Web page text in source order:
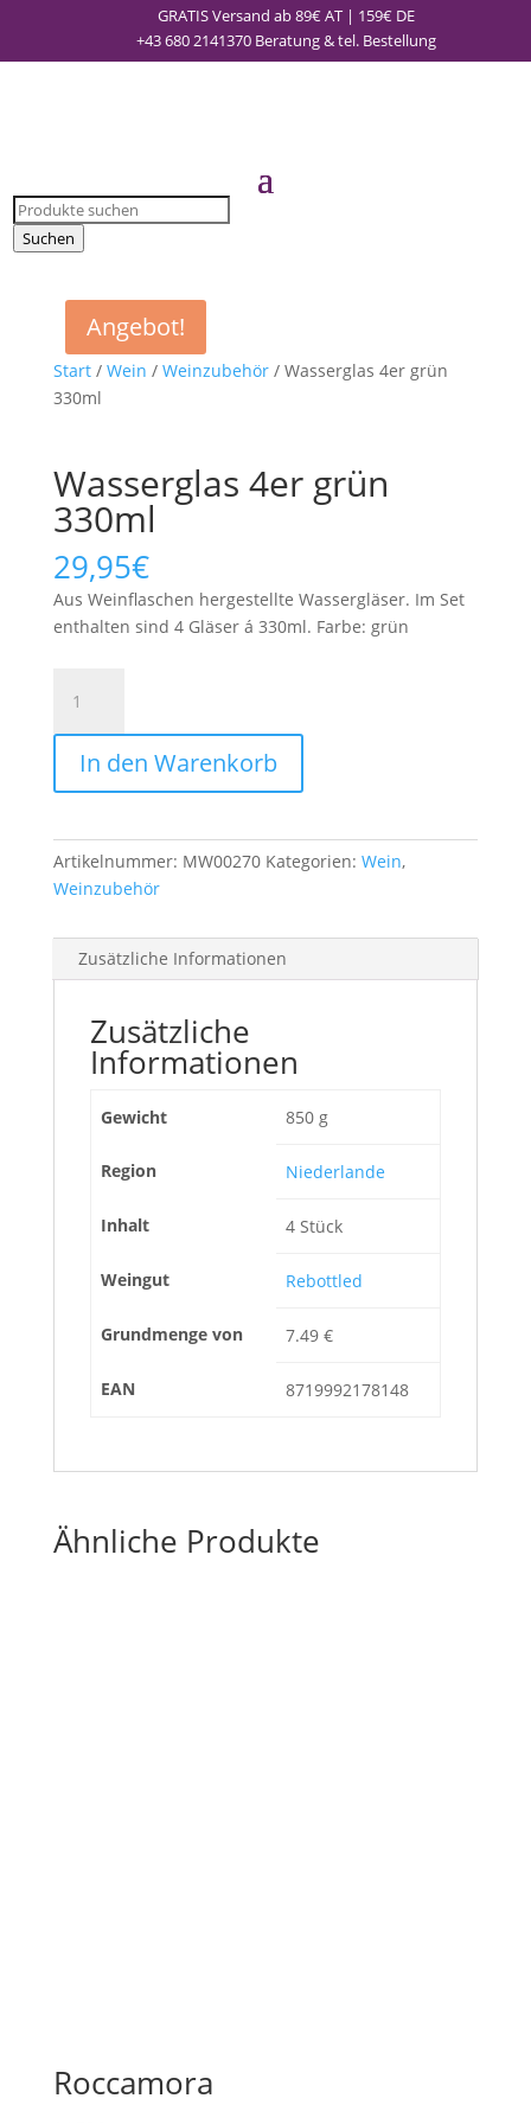
GRATIS Versand ab 89€ AT | 159€ DE
+43 680 2141370 Beratung & tel. Bestellung
Products
search
Suchen
Start/ Wein / Weinzubehör/ Wasserglas 4er grün
330ml
Wasserglas 4er grün
330ml
29,95€
Aus Weinflaschen hergestellte Wassergläser. Im Set
enthalten sind 4 Gläser á 330ml. Farbe: grün
4er
grün
330ml
Menge
In den Warenkorb
Artikelnummer: MW00270 Kategorien: Wein,
Weinzubehör
Zusätzliche Informationen
Zusätzliche
Informationen
Gewicht 850 g
Region Niederlande
Inhalt 4 Stück
Weingut Rebottled
Grundmenge von 7.49 €
EAN 8719992178148
Ähnliche Produkte
Roccamora
Angebot!